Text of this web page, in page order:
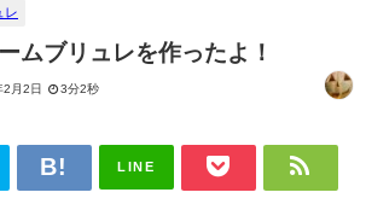
レ
ムブリュレを作ったよ！
月2日 3分2秒
LINE